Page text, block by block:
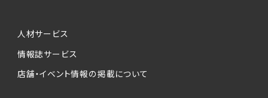
本サービスが収集する個人情報は、ご本人の意
ービスの実施にあたりそれぞれ必要となる項目
を入力いただかない場合は、各々のサービスを
人材サービス
情報誌サービス
店舗・イベント情報の掲載について